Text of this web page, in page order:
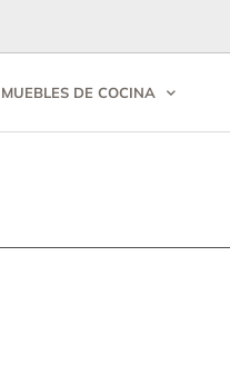
MUEBLES DE COCINA